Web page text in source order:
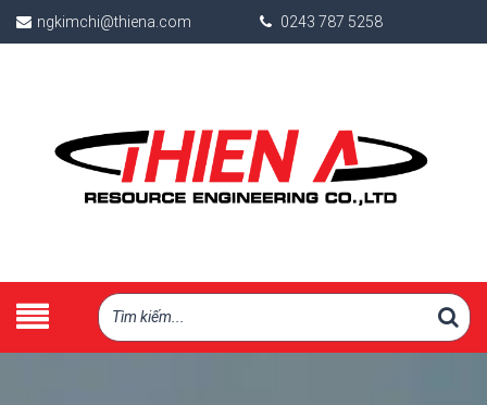
ngkimchi@thiena.com 0243 787 5258